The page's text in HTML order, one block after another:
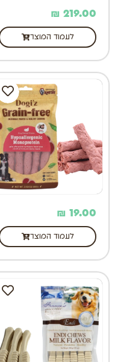
219.00
₪
לעמוד המוצר
19.00
₪
לעמוד המוצר